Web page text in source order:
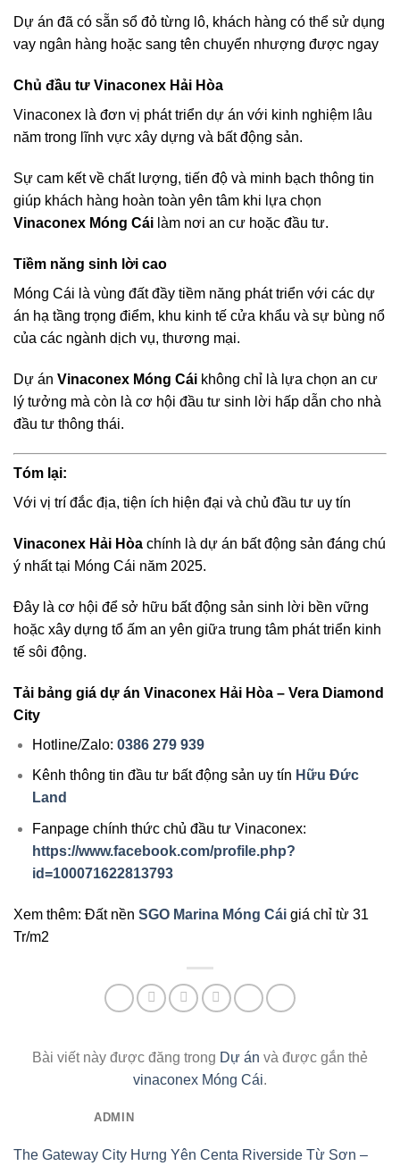
Dự án đã có sẵn sổ đỏ từng lô, khách hàng có thể sử dụng
vay ngân hàng hoặc sang tên chuyển nhượng được ngay
Chủ đầu tư Vinaconex Hải Hòa
Vinaconex là đơn vị phát triển dự án với kinh nghiệm lâu
năm trong lĩnh vực xây dựng và bất động sản.
Sự cam kết về chất lượng, tiến độ và minh bạch thông tin
giúp khách hàng hoàn toàn yên tâm khi lựa chọn
Vinaconex Móng Cái làm nơi an cư hoặc đầu tư.
Tiềm năng sinh lời cao
Móng Cái là vùng đất đầy tiềm năng phát triển với các dự
án hạ tầng trọng điểm, khu kinh tế cửa khẩu và sự bùng nổ
của các ngành dịch vụ, thương mại.
Dự án Vinaconex Móng Cái không chỉ là lựa chọn an cư
lý tưởng mà còn là cơ hội đầu tư sinh lời hấp dẫn cho nhà
đầu tư thông thái.
Tóm lại:
Với vị trí đắc địa, tiện ích hiện đại và chủ đầu tư uy tín
Vinaconex Hải Hòa chính là dự án bất động sản đáng chú
ý nhất tại Móng Cái năm 2025.
Đây là cơ hội để sở hữu bất động sản sinh lời bền vững
hoặc xây dựng tổ ấm an yên giữa trung tâm phát triển kinh
tế sôi động.
Tải bảng giá dự án Vinaconex Hải Hòa – Vera Diamond
City
Hotline/Zalo: 0386 279 939
Kênh thông tin đầu tư bất động sản uy tín Hữu Đức
Land
Fanpage chính thức chủ đầu tư Vinaconex:
https://www.facebook.com/profile.php?
id=100071622813793
Xem thêm: Đất nền SGO Marina Móng Cái giá chỉ từ 31
Tr/m2
Bài viết này được đăng trong Dự án và được gắn thẻ
vinaconex Móng Cái.
ADMIN
The Gateway City Hưng Yên Centa Riverside Từ Sơn –